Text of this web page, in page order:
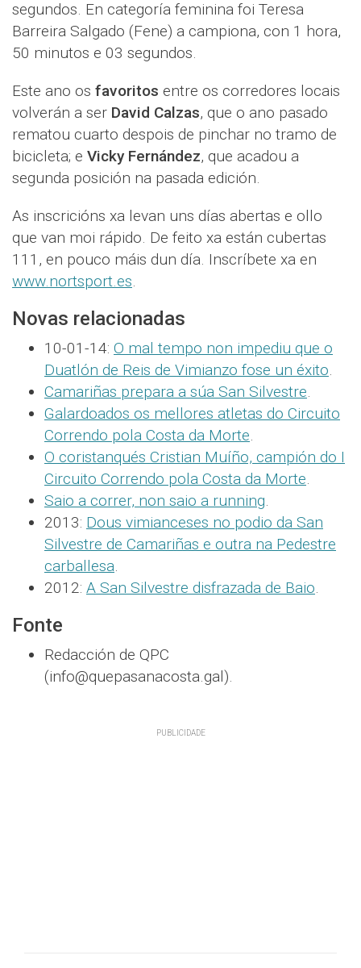
segundos. En categoría feminina foi Teresa
Barreira Salgado (Fene) a campiona, con 1 hora,
50 minutos e 03 segundos.
Este ano os favoritos entre os corredores locais
volverán a ser David Calzas, que o ano pasado
rematou cuarto despois de pinchar no tramo de
bicicleta; e Vicky Fernández, que acadou a
segunda posición na pasada edición.
As inscricións xa levan uns días abertas e ollo
que van moi rápido. De feito xa están cubertas
111, en pouco máis dun día. Inscríbete xa en
www.nortsport.es.
Novas relacionadas
10-01-14: O mal tempo non impediu que o
Duatlón de Reis de Vimianzo fose un éxito.
Camariñas prepara a súa San Silvestre.
Galardoados os mellores atletas do Circuito
Correndo pola Costa da Morte.
O coristanqués Cristian Muíño, campión do I
Circuito Correndo pola Costa da Morte.
Saio a correr, non saio a running.
2013: Dous vimianceses no podio da San
Silvestre de Camariñas e outra na Pedestre
carballesa.
2012: A San Silvestre disfrazada de Baio.
Fonte
Redacción de QPC
(info@quepasanacosta.gal).